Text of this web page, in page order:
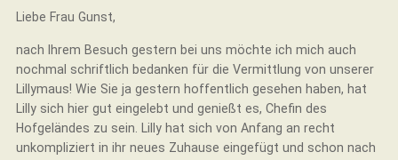
Liebe Frau Gunst,
nach Ihrem Besuch gestern bei uns möchte ich mich auch
nochmal schriftlich bedanken für die Vermittlung von unserer
Lillymaus! Wie Sie ja gestern hoffentlich gesehen haben, hat
Lilly sich hier gut eingelebt und genießt es, Chefin des
Hofgeländes zu sein. Lilly hat sich von Anfang an recht
unkompliziert in ihr neues Zuhause eingefügt und schon nach